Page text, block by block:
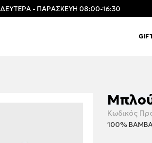
ΔΕΥΤΕΡΑ - ΠΑΡΑΣΚΕΥΗ 08:00-16:30
Κωδικός
100%